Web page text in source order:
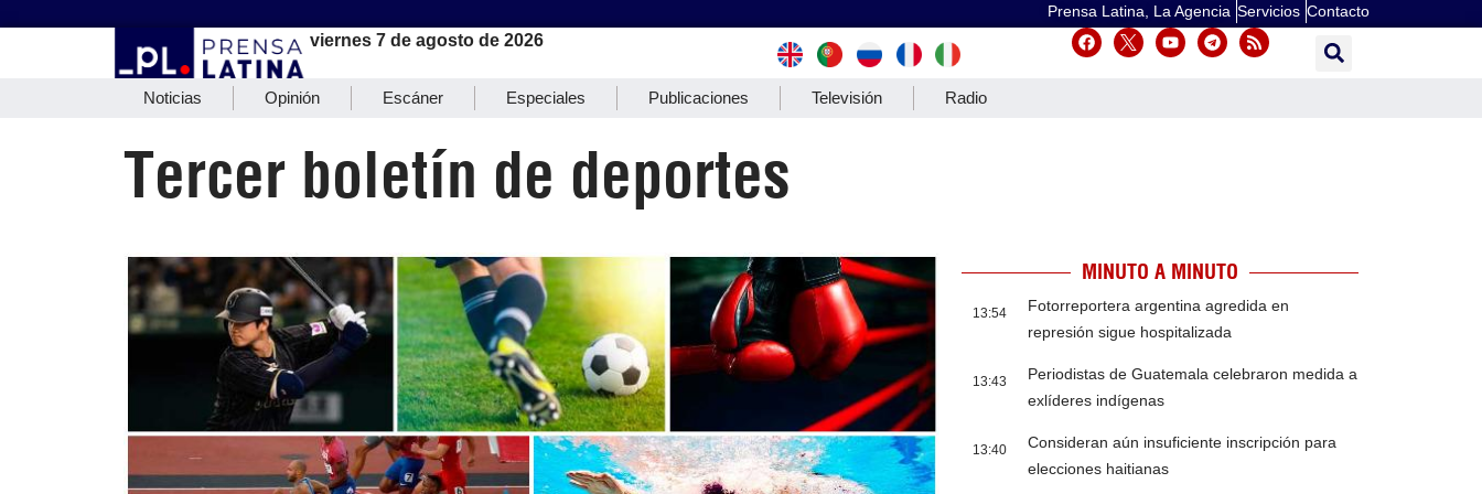
Prensa Latina, La Agencia Servicios Contacto
viernes 7 de agosto de 2026
Noticias Opinión Escáner Especiales Publicaciones Televisión Radio
Tercer boletín de deportes
MINUTO A MINUTO
13:54
Fotorreportera argentina agredida en
represión sigue hospitalizada
13:43
Periodistas de Guatemala celebraron medida a
exlíderes indígenas
13:40
Consideran aún insuficiente inscripción para
elecciones haitianas